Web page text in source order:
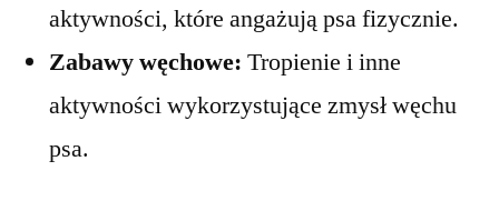
aktywności, które angażują psa fizycznie.
Zabawy węchowe: Tropienie i inne
aktywności wykorzystujące zmysł węchu
psa.